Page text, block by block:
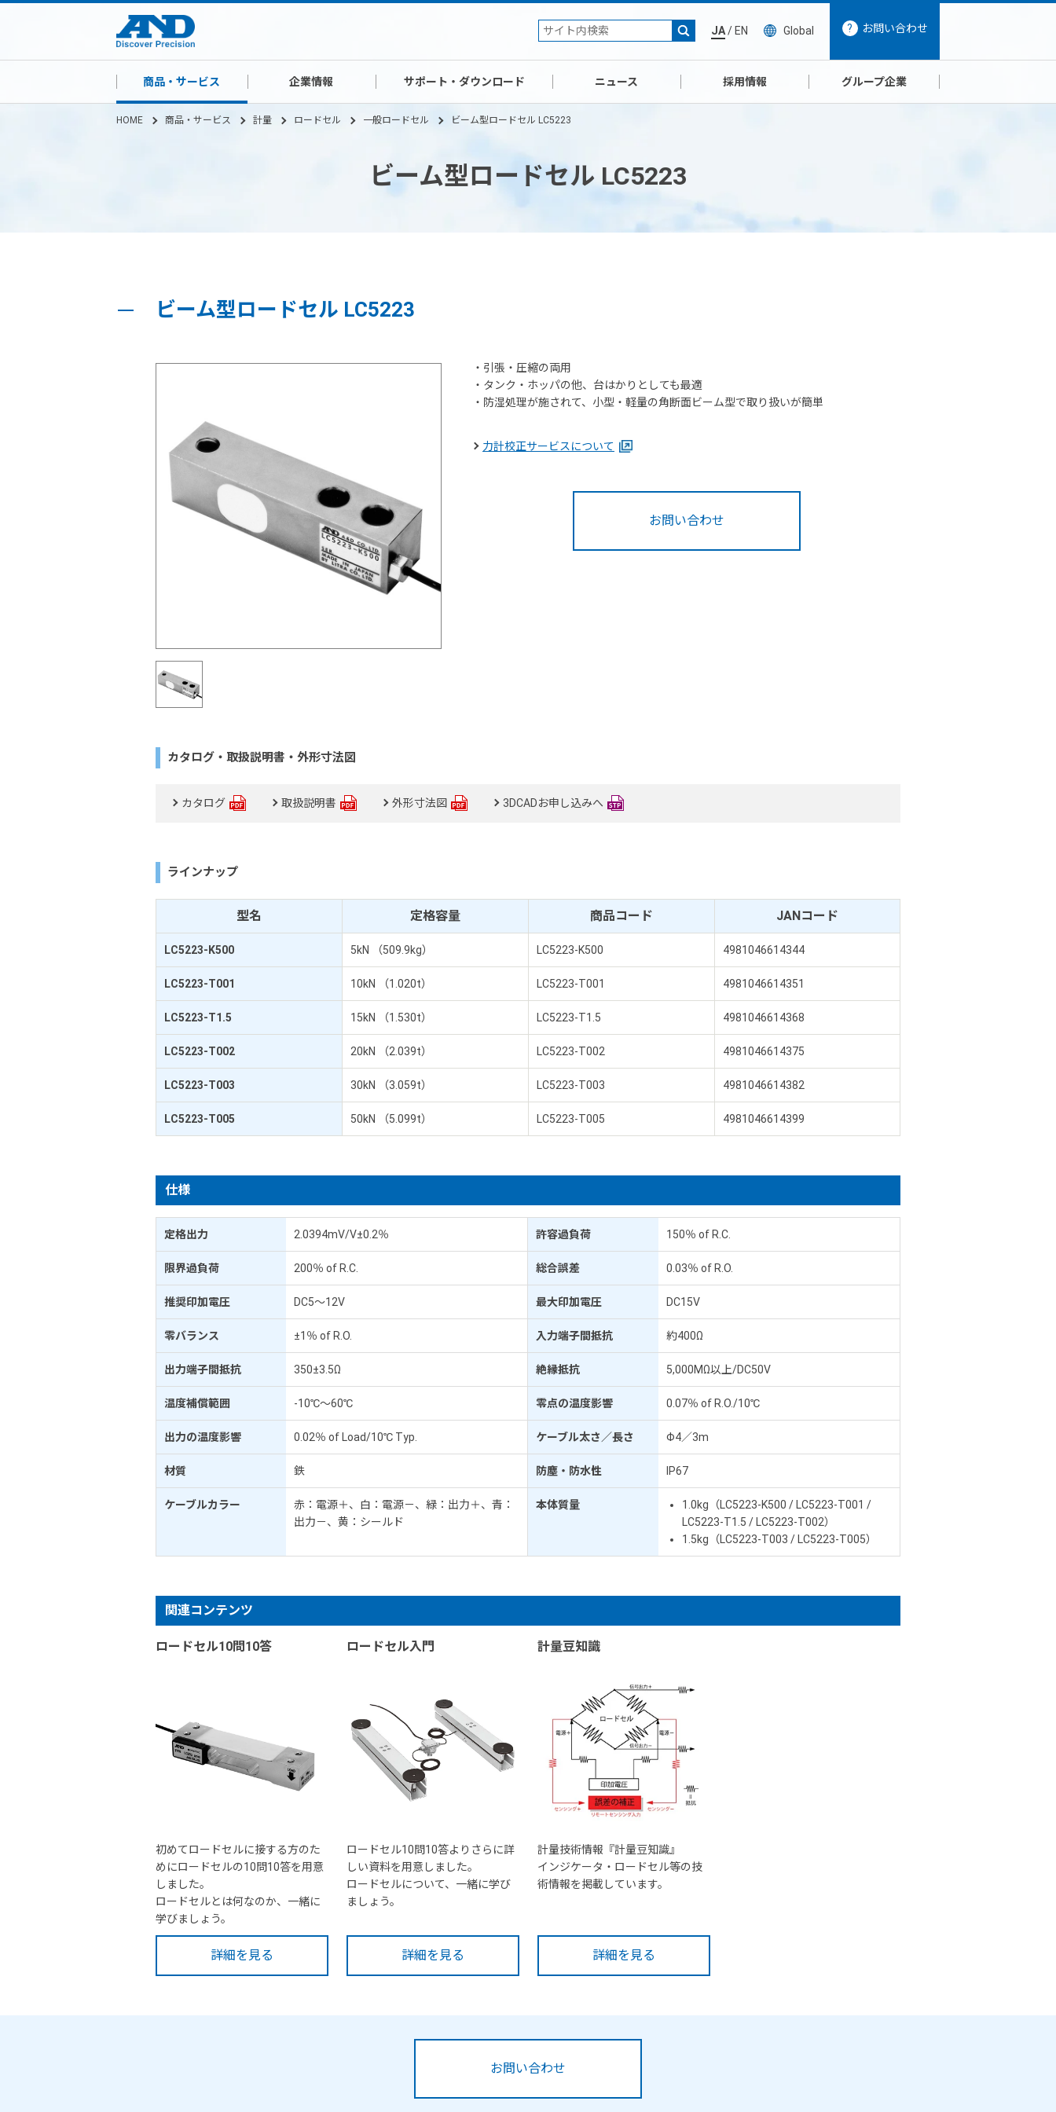
JA/ EN Global お問い合わせ
商品・サービス 企業情報 サポート・ダウンロード ニュース 採用情報 グループ企業
HOME 商品・サービス 計量 ロードセル 一般ロードセル ビーム型ロードセル LC5223
ビーム型ロードセル LC5223
ビーム型ロードセル LC5223
・引張・圧縮の両用
・タンク・ホッパの他、台はかりとしても最適
・防湿処理が施されて、小型・軽量の角断面ビーム型で取り扱いが簡単
力計校正サービスについて
お問い合わせ
カタログ・取扱説明書・外形寸法図
カタログ 取扱説明書 外形寸法図 3DCADお申し込みへ
ラインナップ
型名 定格容量 商品コード JANコード
LC5223-K500 5kN （509.9kg） LC5223-K500 4981046614344
LC5223-T001 10kN （1.020t） LC5223-T001 4981046614351
LC5223-T1.5 15kN （1.530t） LC5223-T1.5 4981046614368
LC5223-T002 20kN （2.039t） LC5223-T002 4981046614375
LC5223-T003 30kN （3.059t） LC5223-T003 4981046614382
LC5223-T005 50kN （5.099t） LC5223-T005 4981046614399
仕様
定格出力 2.0394mV/V±0.2％ 許容過負荷 150％ of R.C.
限界過負荷 200％ of R.C. 総合誤差 0.03％ of R.O.
推奨印加電圧 DC5～12V 最大印加電圧 DC15V
零バランス ±1％ of R.O. 入力端子間抵抗 約400Ω
出力端子間抵抗 350±3.5Ω 絶縁抵抗 5,000MΩ以上/DC50V
温度補償範囲 -10℃～60℃ 零点の温度影響 0.07％ of R.O./10℃
出力の温度影響 0.02％ of Load/10℃ Typ. ケーブル太さ／長さ Φ4／3m
材質 鉄 防塵・防水性 IP67
ケーブルカラー
赤：電源＋、白：電源－、緑：出力＋、青：
出力－、黄：シールド
本体質量
1.0kg（LC5223-K500 / LC5223-T001 /
LC5223-T1.5 / LC5223-T002）
1.5kg（LC5223-T003 / LC5223-T005）
関連コンテンツ
ロードセル10問10答
初めてロードセルに接する方のた
めにロードセルの10問10答を用意
しました。
ロードセルとは何なのか、一緒に
学びましょう。
詳細を見る
ロードセル入門
ロードセル10問10答よりさらに詳
しい資料を用意しました。
ロードセルについて、一緒に学び
ましょう。
詳細を見る
計量豆知識
計量技術情報『計量豆知識』
インジケータ・ロードセル等の技
術情報を掲載しています。
詳細を見る
お問い合わせ